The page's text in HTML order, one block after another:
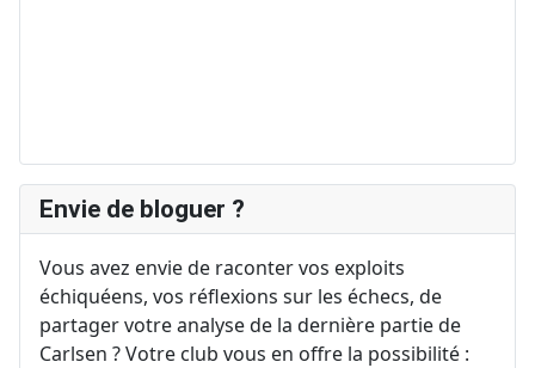
Envie de bloguer ?
Vous avez envie de raconter vos exploits
échiquéens, vos réflexions sur les échecs, de
partager votre analyse de la dernière partie de
Carlsen ? Votre club vous en offre la possibilité :